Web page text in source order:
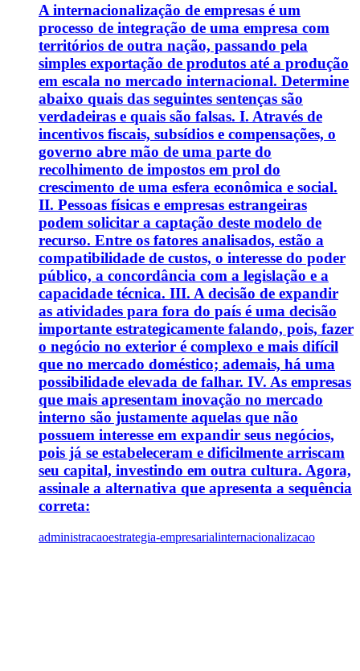
A internacionalização de empresas é um
processo de integração de uma empresa com
territórios de outra nação, passando pela
simples exportação de produtos até a produção
em escala no mercado internacional. Determine
abaixo quais das seguintes sentenças são
verdadeiras e quais são falsas. I. Através de
incentivos fiscais, subsídios e compensações, o
governo abre mão de uma parte do
recolhimento de impostos em prol do
crescimento de uma esfera econômica e social.
II. Pessoas físicas e empresas estrangeiras
podem solicitar a captação deste modelo de
recurso. Entre os fatores analisados, estão a
compatibilidade de custos, o interesse do poder
público, a concordância com a legislação e a
capacidade técnica. III. A decisão de expandir
as atividades para fora do país é uma decisão
importante estrategicamente falando, pois, fazer
o negócio no exterior é complexo e mais difícil
que no mercado doméstico; ademais, há uma
possibilidade elevada de falhar. IV. As empresas
que mais apresentam inovação no mercado
interno são justamente aquelas que não
possuem interesse em expandir seus negócios,
pois já se estabeleceram e dificilmente arriscam
seu capital, investindo em outra cultura. Agora,
assinale a alternativa que apresenta a sequência
correta:
administracaoestrategia-empresarialinternacionalizacao